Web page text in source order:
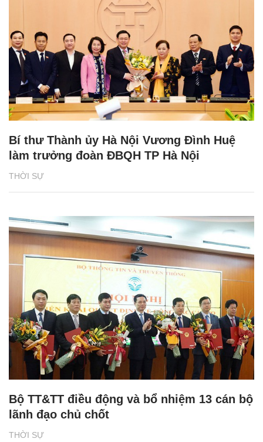
THỜI SỰ
Bí thư Thành ủy Hà Nội Vương Đình Huệ
làm trưởng đoàn ĐBQH TP Hà Nội
THỜI SỰ
Bộ TT&TT điều động và bổ nhiệm 13 cán bộ
lãnh đạo chủ chốt